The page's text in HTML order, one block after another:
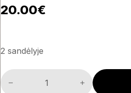
20.00€
2 sandėlyje
Dekoratyvinis LED židinys